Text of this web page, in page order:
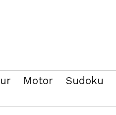
Motor Sudoku